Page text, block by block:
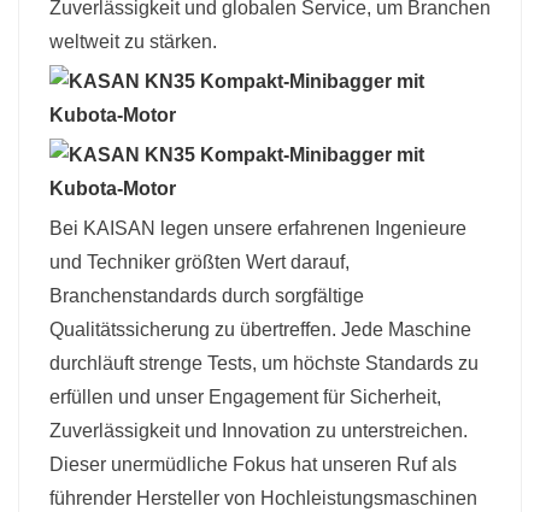
Zuverlässigkeit und globalen Service, um Branchen
weltweit zu stärken.
Bei KAISAN legen unsere erfahrenen Ingenieure
und Techniker größten Wert darauf,
Branchenstandards durch sorgfältige
Qualitätssicherung zu übertreffen. Jede Maschine
durchläuft strenge Tests, um höchste Standards zu
erfüllen und unser Engagement für Sicherheit,
Zuverlässigkeit und Innovation zu unterstreichen.
Dieser unermüdliche Fokus hat unseren Ruf als
führender Hersteller von Hochleistungsmaschinen